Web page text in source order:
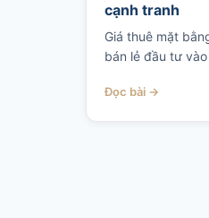
cạnh tranh
Giá thuê mặt
bán lẻ đầu tư
Đọc bài →